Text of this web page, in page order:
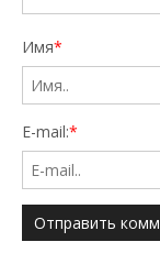
Имя*
E-mail:*